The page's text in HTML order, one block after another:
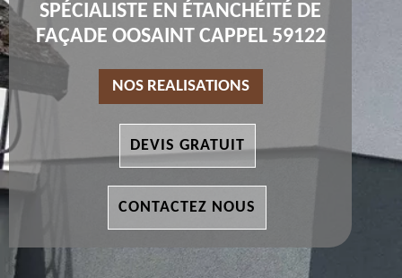
SPÉCIALISTE EN ÉTANCHÉITÉ DE
FAÇADE OOSAINT CAPPEL 59122
NOS REALISATIONS
DEVIS GRATUIT
CONTACTEZ NOUS